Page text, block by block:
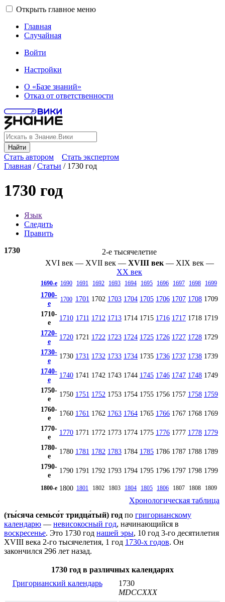
Открыть главное меню
Главная
Случайная
Войти
Настройки
О «Базе знаний»
Отказ от ответственности
Найти
Стать автором
Стать экспертом
Главная /Статьи / 1730 год
1730 год
Язык
Следить
Править
2-е тысячелетие
XVI век— XVII век— XVIII век— XIX век—
XX век
1690-е 1690 1691 1692 1693 1694 1695 1696 1697 1698 1699
1700-
е
1700 1701 1702 1703 1704 1705 1706 1707 1708 1709
1710-
е
1710 1711 1712 1713 1714 1715 1716 1717 1718 1719
1720-
е
1720 1721 1722 1723 1724 1725 1726 1727 1728 1729
1730-
е
1730 1731 1732 1733 1734 1735 1736 1737 1738 1739
1740-
е
1740 1741 1742 1743 1744 1745 1746 1747 1748 1749
1750-
е
1750 1751 1752 1753 1754 1755 1756 1757 1758 1759
1760-
е
1760 1761 1762 1763 1764 1765 1766 1767 1768 1769
1770-
е
1770 1771 1772 1773 1774 1775 1776 1777 1778 1779
1780-
е
1780 1781 1782 1783 1784 1785 1786 1787 1788 1789
1790-
е
1790 1791 1792 1793 1794 1795 1796 1797 1798 1799
1800-е 1800 1801 1802 1803 1804 1805 1806 1807 1808 1809
Хронологическая таблица
1730
(ты́сяча семьсо́т тридца́тый) год по григорианскому
календарю — невисокосный год, начинающийся в
воскресенье. Это 1730 год нашей эры, 10 год 3-го десятилетия
XVIII века 2-го тысячелетия, 1 год 1730-х годов. Он
закончился 296 лет назад.
1730 год в различных календарях
Григорианский календарь
1730
MDCCXXX